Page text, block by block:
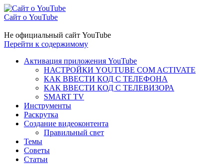
Сайт о YouTube
Не официальный сайт YouTube
Перейти к содержимому
Активация приложения YouTube
НАСТРОЙКИ YOUTUBE COM ACTIVATE
КАК ВВЕСТИ КОД С ТЕЛЕФОНА
КАК ВВЕСТИ КОД С ТЕЛЕВИЗОРА
SMART TV
Инструменты
Раскрутка
Создание видеоконтента
Правильный свет
Темы
Советы
Статьи